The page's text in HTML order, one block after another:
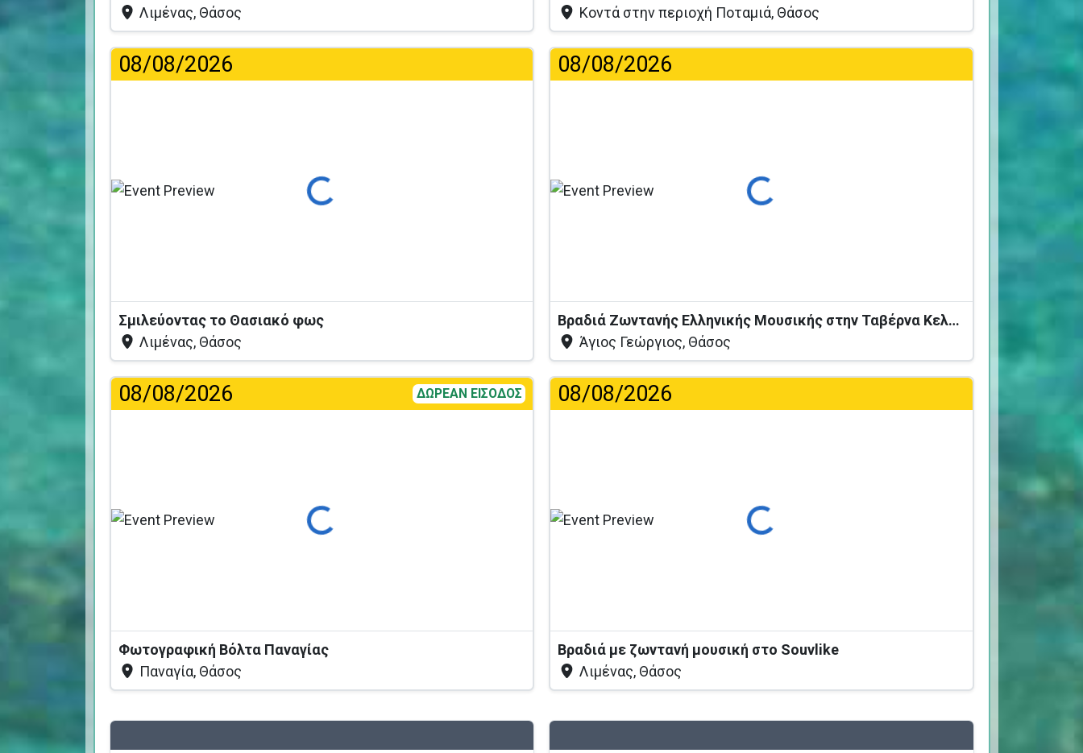
Λιμένας, Θάσος
Κοντά στην περιοχή Ποταμιά, Θάσος
08/08/2026
Φόρτωση...
Σμιλεύοντας το Θασιακό φως
Λιμένας, Θάσος
08/08/2026
Φόρτωση...
Βραδιά Ζωντανής Ελληνικής Μουσικής στην Ταβέρνα Κελάρι
Άγιος Γεώργιος, Θάσος
08/08/2026 ΔΩΡΕΑΝ ΕΙΣΟΔΟΣ
Φόρτωση...
Φωτογραφική Βόλτα Παναγίας
Παναγία, Θάσος
08/08/2026
Φόρτωση...
Βραδιά με ζωντανή μουσική στο Souvlike
Λιμένας, Θάσος